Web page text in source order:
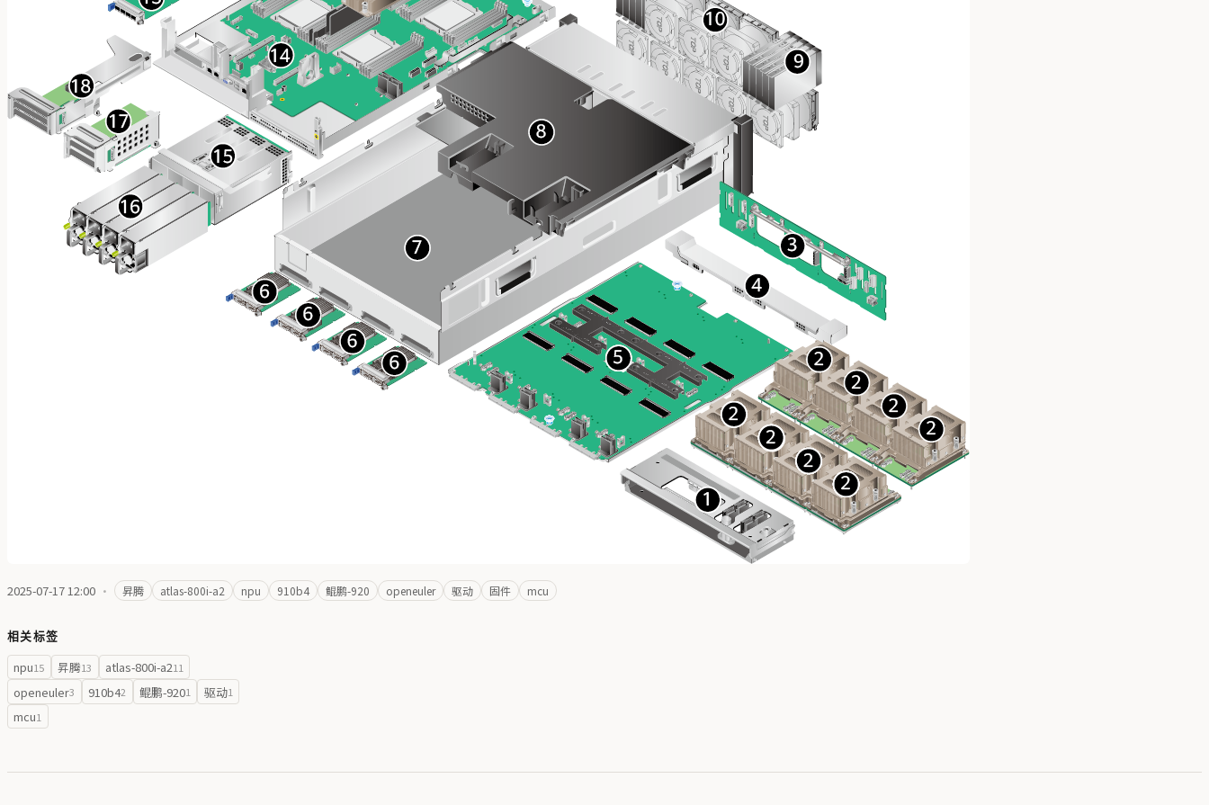
2025-07-17 12:00 · 昇腾 atlas-800i-a2 npu 910b4 鲲鹏-920 openeuler 驱动 固件 mcu
相关标签
npu15 昇腾13 atlas-800i-a211
openeuler3 910b42 鲲鹏-9201 驱动1
mcu1